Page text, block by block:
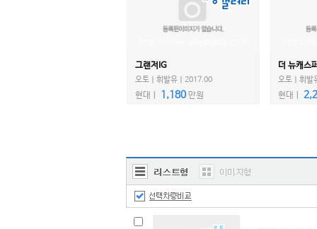
에디슨모터스
이비온
한국쓰리축
한국메리트
한국특장기술
한국쓰리축공업
그랜저IG
오토ㅣ휘발유ㅣ2017.00
현대ㅣ 1,180만원
더 뉴캐스
오토ㅣ휘발
현대ㅣ